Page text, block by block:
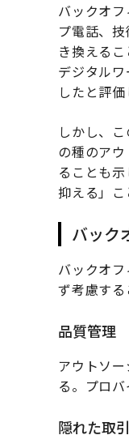
バックオ
プ電話、
き換える
デジタル
したと評価
しかし、
の種のア
ることも
抑える」こ
バック
バックオ
ず考慮する
品質管理
アウトソ
る。プロ
隠れた取